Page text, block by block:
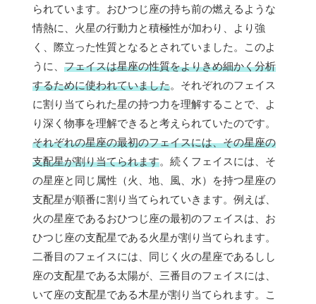
られています。おひつじ座の持ち前の燃えるような
情熱に、火星の行動力と積極性が加わり、より強
く、際立った性質となるとされていました。このよ
うに、 フェイスは星座の性質をよりきめ細かく分析
するために使われていました。それぞれのフェイス
に割り当てられた星の持つ力を理解することで、よ
り深く物事を理解できると考えられていたのです。
それぞれの星座の最初のフェイスには、その星座の
支配星が割り当てられます。続くフェイスには、そ
の星座と同じ属性（火、地、風、水）を持つ星座の
支配星が順番に割り当てられていきます。例えば、
火の星座であるおひつじ座の最初のフェイスは、お
ひつじ座の支配星である火星が割り当てられます。
二番目のフェイスには、同じく火の星座であるしし
座の支配星である太陽が、三番目のフェイスには、
いて座の支配星である木星が割り当てられます。こ